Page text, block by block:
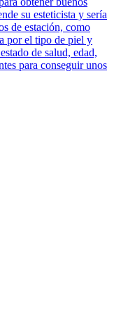
su esteticista y sería
de estación, como
por el tipo de piel y
de salud, edad,
para conseguir unos